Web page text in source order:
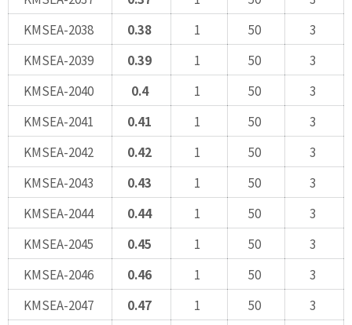
KMSEA-2038
0.38 1 50
3
KMSEA-2039
0.39 1 50
3
KMSEA-2040
0.4 1 50
3
KMSEA-2041
0.41 1 50
3
KMSEA-2042
0.42 1 50
3
KMSEA-2043
0.43 1 50
3
KMSEA-2044
0.44 1 50
3
KMSEA-2045
0.45 1 50
3
KMSEA-2046
0.46 1 50
3
KMSEA-2047
0.47 1 50
3